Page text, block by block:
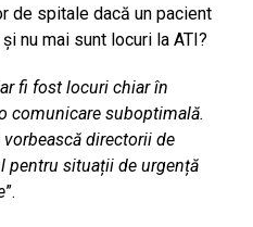
de spitale dacă un pacient
nu mai sunt locuri la ATI?
fi fost locuri chiar în
comunicare suboptimală.
directorii de
pentru situații de urgență
”.